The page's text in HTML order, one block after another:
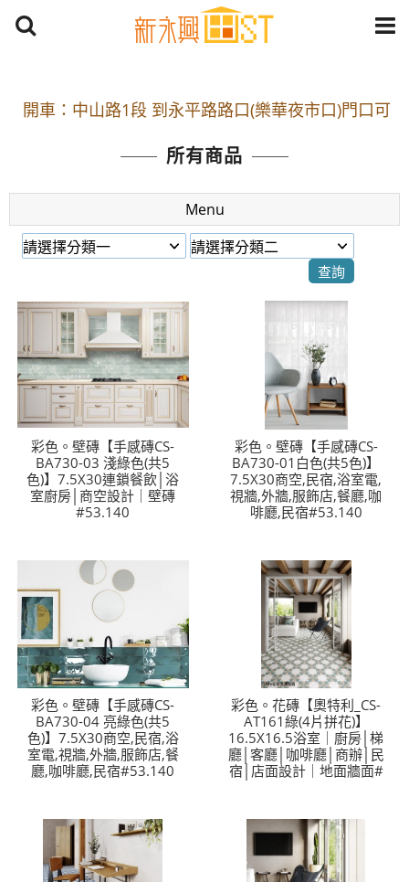
停車
捷運： 中和線【頂溪站 2 號出口】往中山路1段139
原Line已滿 無法加Line好友 請親愛的客戶加入
LINE官方帳號@a0975005573
開車：中山路1段 到永平路路口(樂華夜市口)門口可
捷運： 中和線【頂溪站 2 號出口】往中山路1段139
號約10分鐘
原Line已滿 無法加Line好友 請親愛的客戶加入
LINE官方帳號@a0975005573
所有商品
Menu
彩色。壁磚【手感磚CS-
BA730-03 淺綠色(共5
色)】7.5X30連鎖餐飲│浴
室廚房│商空設計｜壁磚
#53.140
彩色。壁磚【手感磚CS-
BA730-01白色(共5色)】
7.5X30商空,民宿,浴室電,
視牆,外牆,服飾店,餐廳,咖
啡廳,民宿#53.140
彩色。壁磚【手感磚CS-
BA730-04 亮綠色(共5
色)】7.5X30商空,民宿,浴
室電,視牆,外牆,服飾店,餐
廳,咖啡廳,民宿#53.140
彩色。花磚【奧特利_CS-
AT161綠(4片拼花)】
16.5X16.5浴室｜廚房│梯
廳│客廳│咖啡廳│商辦│民
宿│店面設計｜地面牆面#